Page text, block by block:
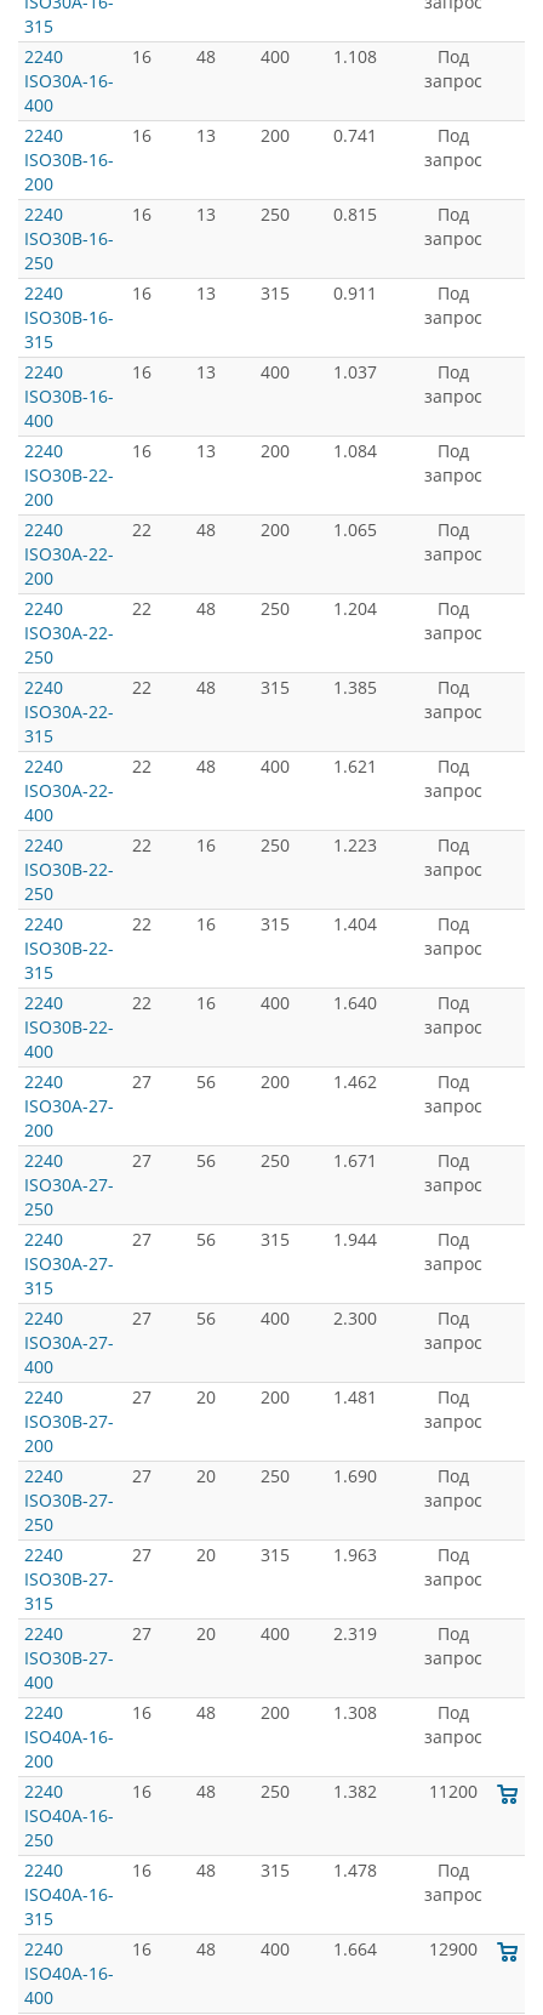
315
2240
ISO30A-16-
400
16 48 400 1.108
Под
запрос
2240
ISO30B-16-
200
16 13 200 0.741
Под
запрос
2240
ISO30B-16-
250
16 13 250 0.815
Под
запрос
2240
ISO30B-16-
315
16 13 315 0.911
Под
запрос
2240
ISO30B-16-
400
16 13 400 1.037
Под
запрос
2240
ISO30B-22-
200
16 13 200 1.084
Под
запрос
2240
ISO30A-22-
200
22 48 200 1.065
Под
запрос
2240
ISO30A-22-
250
22 48 250 1.204
Под
запрос
2240
ISO30A-22-
315
22 48 315 1.385
Под
запрос
2240
ISO30A-22-
400
22 48 400 1.621
Под
запрос
2240
ISO30B-22-
250
22 16 250 1.223
Под
запрос
2240
ISO30B-22-
315
22 16 315 1.404
Под
запрос
2240
ISO30B-22-
400
22 16 400 1.640
Под
запрос
2240
ISO30A-27-
200
27 56 200 1.462
Под
запрос
2240
ISO30A-27-
250
27 56 250 1.671
Под
запрос
2240
ISO30A-27-
315
27 56 315 1.944
Под
запрос
2240
ISO30A-27-
400
27 56 400 2.300
Под
запрос
2240
ISO30B-27-
200
27 20 200 1.481
Под
запрос
2240
ISO30B-27-
250
27 20 250 1.690
Под
запрос
2240
ISO30B-27-
315
27 20 315 1.963
Под
запрос
2240
ISO30B-27-
400
27 20 400 2.319
Под
запрос
2240
ISO40A-16-
200
16 48 200 1.308
Под
запрос
2240
ISO40A-16-
250
16 48 250 1.382 11200
2240
ISO40A-16-
315
16 48 315 1.478
Под
запрос
2240
ISO40A-16-
400
16 48 400 1.664 12900